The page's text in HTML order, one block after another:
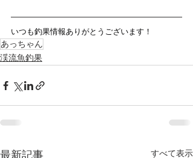
いつも釣果情報ありがとうございます！
あっちゃん
渓流魚釣果
最新記事 すべて表示